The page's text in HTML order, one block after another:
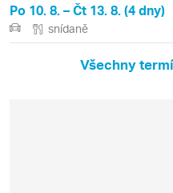
Po 10. 8. – Čt 13. 8. (4 dny)
snídaně
Všechny